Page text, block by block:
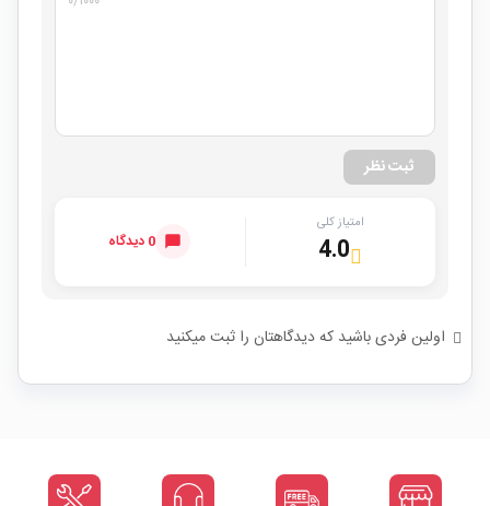
ثبت نظر
امتیاز کلی
4.0 0 دیدگاه
اولین فردی باشید که دیدگاهتان را ثبت میکنید